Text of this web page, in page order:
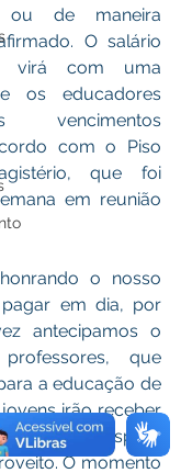
de maneira
O salário
virá com uma
os educadores
vencimentos
com o Piso
que foi
em reunião
em dia, por
antecipamos o
que
a educação de
irão receber
por nós. Espero
O momento